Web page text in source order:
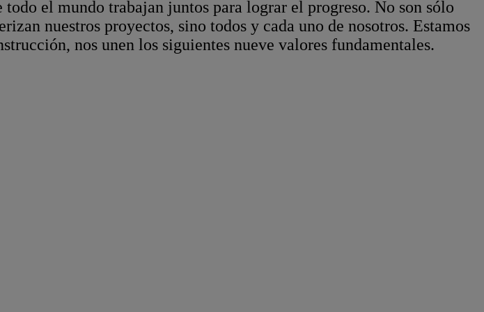
el mundo trabajan juntos para lograr el progreso. No son sólo
nuestros proyectos, sino todos y cada uno de nosotros. Estamos
nos unen los siguientes nueve valores fundamentales.